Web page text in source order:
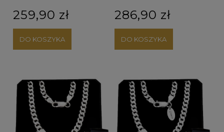
259,90 zł
DO KOSZYKA
286,90 zł
DO KOSZYKA